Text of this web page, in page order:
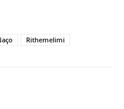
Rithemelimi